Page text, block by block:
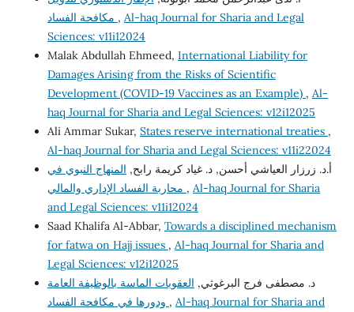
, Al-haq Journal for Sharia and Legal
Sciences: v11i12024
Malak Abdullah Ehmeed, International Liability for
Damages Arising from the Risks of Scientific
Development (COVID-19 Vaccines as an Example) , Al-
haq Journal for Sharia and Legal Sciences: v12i12025
Ali Ammar Sukar, States reserve international treaties ,
Al-haq Journal for Sharia and Legal Sciences: v11i22024
أ.د. زرزار العياشي أحسن, د. غياد كريمة رابح, المنهاج النبوي في
, Al-haq Journal for Sharia
and Legal Sciences: v11i12024
Saad Khalifa Al-Abbar, Towards a disciplined mechanism
for fatwa on Hajj issues , Al-haq Journal for Sharia and
Legal Sciences: v12i12025
د. مصطفى فرج البرغوثي, العقوبات الماسة بالوظيفة العامة
, Al-haq Journal for Sharia and